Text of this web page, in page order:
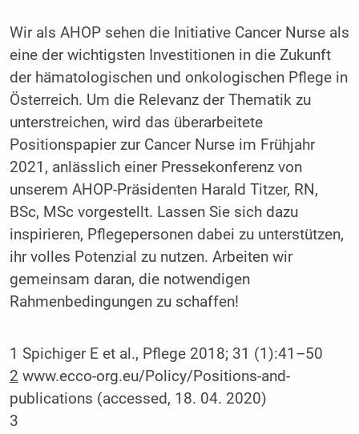
Wir als AHOP sehen die Initiative Cancer Nurse als
eine der wichtigsten Investitionen in die Zukunft
der hämatologischen und onkologischen Pflege in
Österreich. Um die Relevanz der Thematik zu
unterstreichen, wird das überarbeitete
Positionspapier zur Cancer Nurse im Frühjahr
2021, anlässlich einer Pressekonferenz von
unserem AHOP-Präsidenten Harald Titzer, RN,
BSc, MSc vorgestellt. Lassen Sie sich dazu
inspirieren, Pflegepersonen dabei zu unterstützen,
ihr volles Potenzial zu nutzen. Arbeiten wir
gemeinsam daran, die notwendigen
Rahmenbedingungen zu schaffen!
1 Spichiger E et al., Pflege 2018; 31 (1):41–50
2 www.ecco-org.eu/Policy/Positions-and-
publications (accessed, 18. 04. 2020)
3